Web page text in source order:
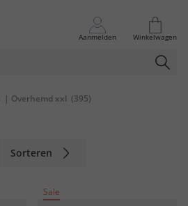
Aanmelden Winkelwagen
| Overhemd xxl (395)
Sorteren
Sale